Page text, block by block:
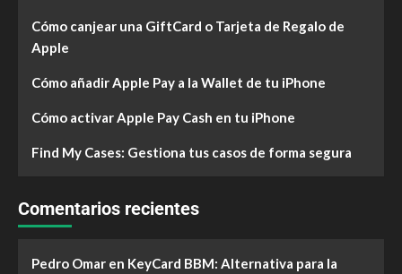
Cómo canjear una GiftCard o Tarjeta de Regalo de
Apple
Cómo añadir Apple Pay a la Wallet de tu iPhone
Cómo activar Apple Pay Cash en tu iPhone
Find My Cases: Gestiona tus casos de forma segura
Comentarios recientes
Pedro Omar en KeyCard BBM: Alternativa para la